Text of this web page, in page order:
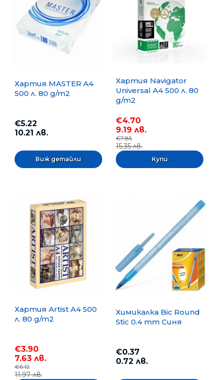
Хартия MASTER A4
500 л. 80 g/m2
€5.22
10.21 лв.
Виж детайли
Хартия Navigator
Universal A4 500 л. 80
g/m2
€4.70
9.19 лв.
€7.85
15.35 лв.
Хартия Artist A4 500
л. 80 g/m2
€3.90
7.63 лв.
€6.12
11.97 лв.
Химикалка Bic Round
Stic 0.4 mm Синя
€0.37
0.72 лв.